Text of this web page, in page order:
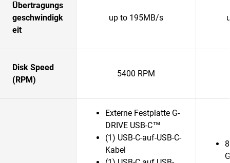
Übertragungs
geschwindigk
eit
up to 195MB/s
Disk Speed
(RPM)
5400 RPM
Externe Festplatte G-
DRIVE USB-C™
(1) USB-C-auf-USB-C-
Kabel